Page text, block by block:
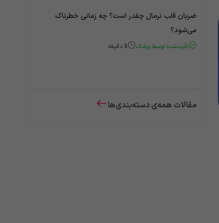
ضربان قلب نرمال چقدر است؟ چه زمانی خطرناک
می‌شود؟
تأییدشده توسط پزشک 8 دقیقه
مقالات همه‌ی دسته‌بندی‌ها